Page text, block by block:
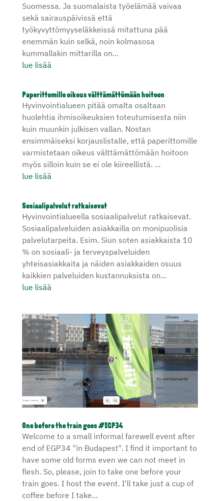
Suomessa. Ja suomalaista työelämää vaivaa
sekä sairauspäivissä että
työkyvyttömyyseläkkeissä mitattuna pää
enemmän kuin selkä, noin kolmasosa
kummallakin mittarilla on...
lue lisää
Paperittomille oikeus välttämättömään hoitoon
Hyvinvointialueen pitää omalta osaltaan
huolehtia ihmisoikeuksien toteutumisesta niin
kuin muunkin julkisen vallan. Nostan
ensimmäiseksi korjauslistalle, että paperittomille
varmistetaan oikeus välttämättömään hoitoon
myös silloin kuin se ei ole kiireellistä. ...
lue lisää
Sosiaalipalvelut ratkaisevat
Hyvinvointialueella sosiaalipalvelut ratkaisevat.
Sosiaalipalveluiden asiakkailla on monipuolisia
palvelutarpeita. Esim. Siun soten asiakkaista 10
% on sosiaali- ja terveyspalveluiden
yhteisasiakkaita ja näiden asiakkaiden osuus
kaikkien palveluiden kustannuksista on...
lue lisää
One before the train goes #EGP34
Welcome to a small informal farewell event after
end of EGP34 "in Budapest". I find it important to
have some old forms even we can not meet in
flesh. So, please, join to take one before your
train goes. I host the event. I'll take just a cup of
coffee before I take...